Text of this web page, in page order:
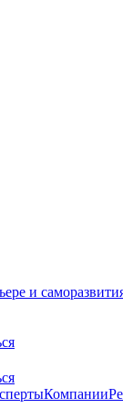
и
Компании